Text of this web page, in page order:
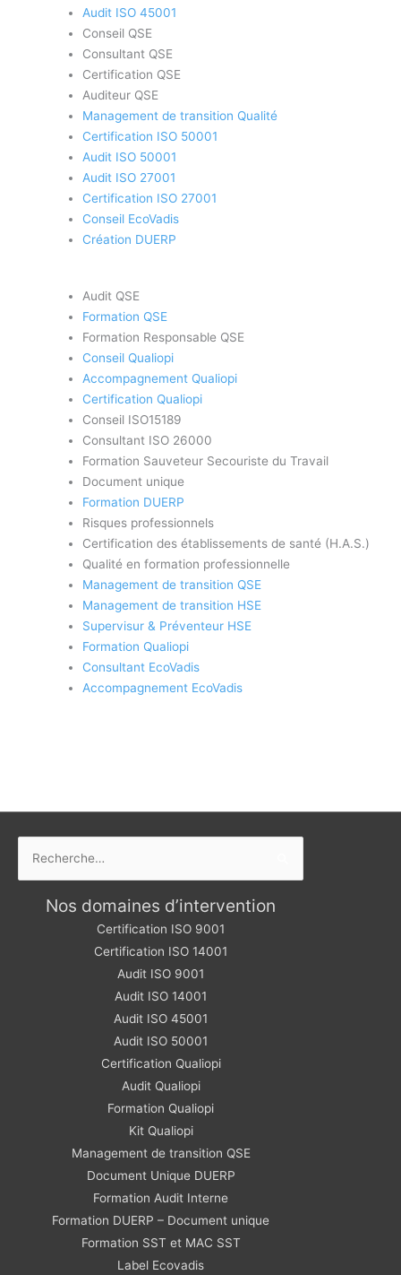
Audit ISO 45001
Conseil QSE
Consultant QSE
Certification QSE
Auditeur QSE
Management de transition Qualité
Certification ISO 50001
Audit ISO 50001
Audit ISO 27001
Certification ISO 27001
Conseil EcoVadis
Création DUERP
Audit QSE
Formation QSE
Formation Responsable QSE
Conseil Qualiopi
Accompagnement Qualiopi
Certification Qualiopi
Conseil ISO15189
Consultant ISO 26000
Formation Sauveteur Secouriste du Travail
Document unique
Formation DUERP
Risques professionnels
Certification des établissements de santé (H.A.S.)
Qualité en formation professionnelle
Management de transition QSE
Management de transition HSE
Supervisur & Préventeur HSE
Formation Qualiopi
Consultant EcoVadis
Accompagnement EcoVadis
Nos domaines d’intervention
Certification ISO 9001
Certification ISO 14001
Audit ISO 9001
Audit ISO 14001
Audit ISO 45001
Audit ISO 50001
Certification Qualiopi
Audit Qualiopi
Formation Qualiopi
Kit Qualiopi
Management de transition QSE
Document Unique DUERP
Formation Audit Interne
Formation DUERP – Document unique
Formation SST et MAC SST
Label Ecovadis